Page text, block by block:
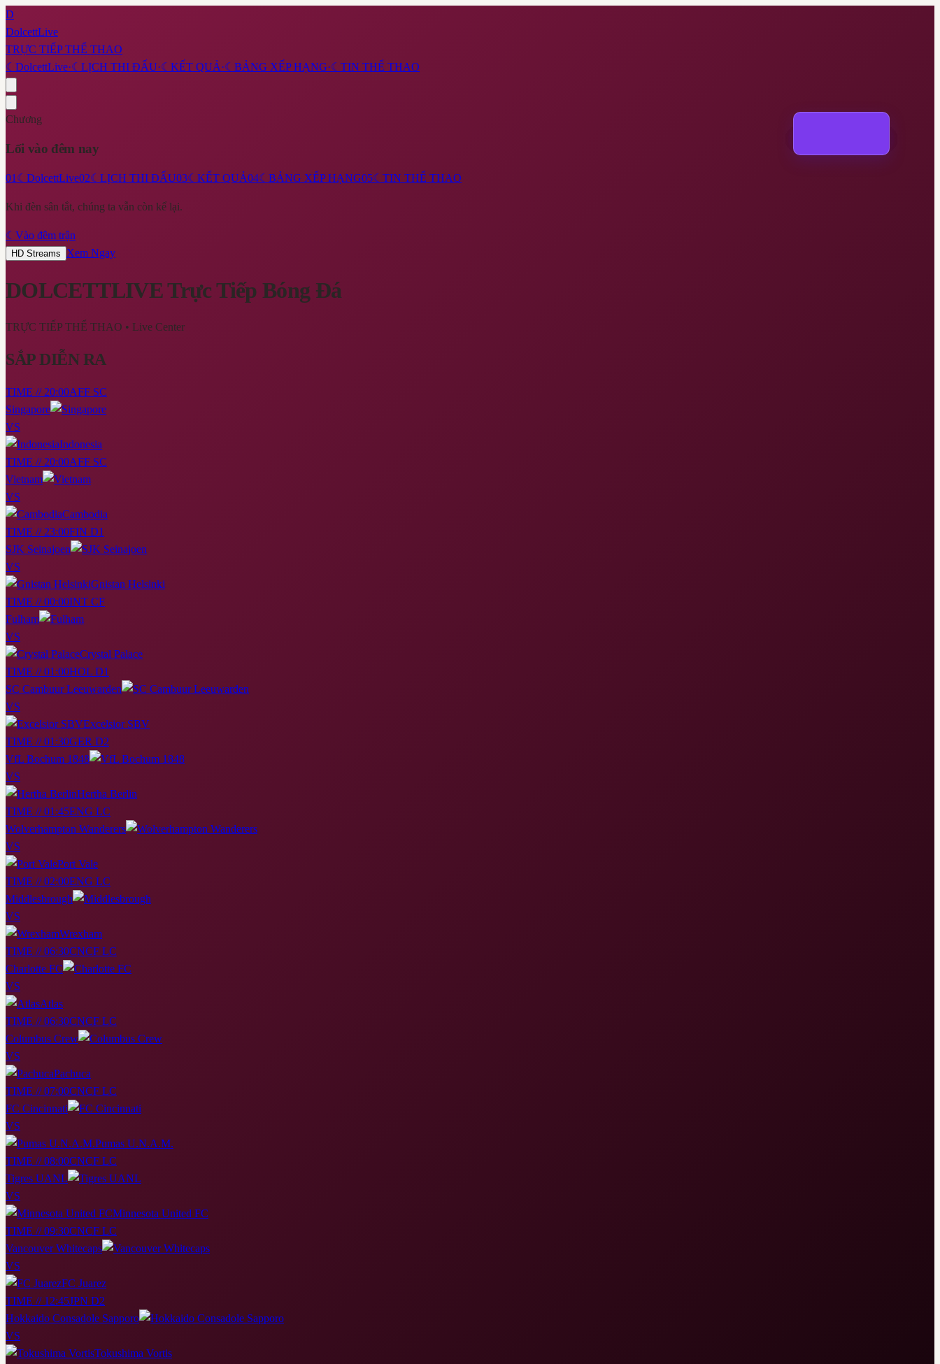
D
DolcettLive
TRỰC TIẾP THỂ THAO
☾ DolcettLive·☾ LỊCH THI ĐẤU·☾ KẾT QUẢ·☾ BẢNG XẾP HẠNG·☾ TIN THỂ THAO
Chương
Lối vào đêm nay
01☾ DolcettLive02☾ LỊCH THI ĐẤU03☾ KẾT QUẢ04☾ BẢNG XẾP HẠNG05☾ TIN THỂ THAO
Khi đèn sân tắt, chúng ta vẫn còn kể lại.
☾ Vào đêm trận
HD Streams Xem Ngay
DOLCETTLIVETrực Tiếp Bóng Đá
TRỰC TIẾP THỂ THAO • Live Center
SẮP DIỄN RA
TIME // 20:00AFF SC
Singapore
VS
Indonesia
TIME // 20:00AFF SC
Vietnam
VS
Cambodia
TIME // 23:00FIN D1
SJK Seinajoen
VS
Gnistan Helsinki
TIME // 00:00INT CF
Fulham
VS
Crystal Palace
TIME // 01:00HOL D1
SC Cambuur Leeuwarden
VS
Excelsior SBV
TIME // 01:30GER D2
VfL Bochum 1848
VS
Hertha Berlin
TIME // 01:45ENG LC
Wolverhampton Wanderers
VS
Port Vale
TIME // 02:00ENG LC
Middlesbrough
VS
Wrexham
TIME // 06:30CNCF LC
Charlotte FC
VS
Atlas
TIME // 06:30CNCF LC
Columbus Crew
VS
Pachuca
TIME // 07:00CNCF LC
FC Cincinnati
VS
Pumas U.N.A.M.
TIME // 08:00CNCF LC
Tigres UANL
VS
Minnesota United FC
TIME // 09:30CNCF LC
Vancouver Whitecaps
VS
FC Juarez
TIME // 12:45JPN D2
Hokkaido Consadole Sapporo
VS
Tokushima Vortis